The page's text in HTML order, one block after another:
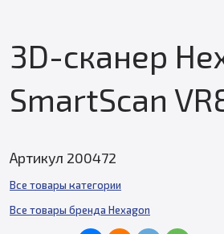
3D-сканер
SmartScan
Артикул 200472
Все товары категории
Все товары бренда Hexagon